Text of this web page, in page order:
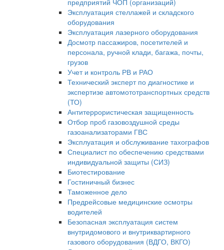
Эксплуатация стеллажей и складского
оборудования
Эксплуатация лазерного оборудования
Досмотр пассажиров, посетителей и
персонала, ручной клади, багажа, почты,
грузов
Учет и контроль РВ и РАО
Технический эксперт по диагностике и
экспертизе автомототранспортных средств
(ТО)
Антитеррористическая защищенность
Отбор проб газовоздушной среды
газоанализаторами ГВС
Эксплуатация и обслуживание тахографов
Специалист по обеспечению средствами
индивидуальной защиты (СИЗ)
Биотестирование
Гостиничный бизнес
Таможенное дело
Предрейсовые медицинские осмотры
водителей
Безопасная эксплуатация систем
внутридомового и внутриквартирного
газового оборудования (ВДГО, ВКГО)